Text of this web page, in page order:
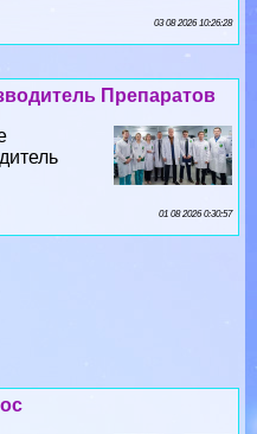
03 08 2026 10:26:28
Препаратов
01 08 2026 0:30:57